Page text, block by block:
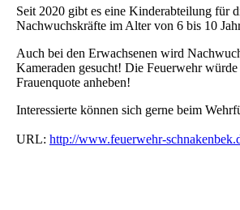
Seit 2020 gibt es eine Kinderabteilung für
Nachwuchskräfte im Alter von 6 bis 10
Auch bei den Erwachsenen wird
Kameraden gesucht! Die Feuerwehr würde
Frauenquote anheben!
Interessierte können sich gerne beim
URL: http://www.feuerwehr-